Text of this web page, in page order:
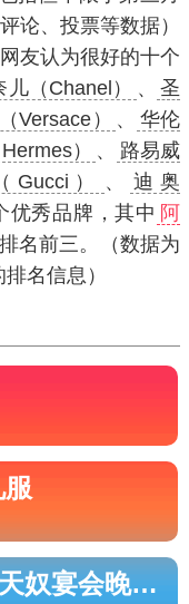
论、投票等数据）
友认为很好的十个
儿（Chanel） 、
圣
Versace） 、
华伦
） 、
路易威
Gucci） 、
迪奥
优秀品牌，其中 阿
名前三。（数据为
名信息）
奴宴会晚礼服